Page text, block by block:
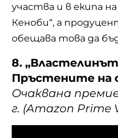
участва и в екипа
Кеноби“, а
обещава това да
8.
Пръстените на
Очаквана
г. (Amazon Prime